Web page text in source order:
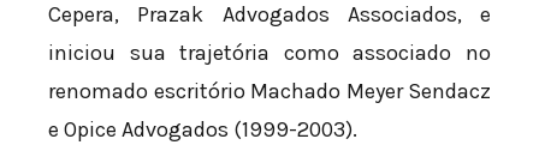
Cepera, Prazak Advogados Associados, e
iniciou sua trajetória como associado no
renomado escritório Machado Meyer Sendacz
e Opice Advogados (1999-2003).